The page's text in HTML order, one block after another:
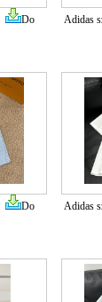
Do
Adidas
Do
Adidas